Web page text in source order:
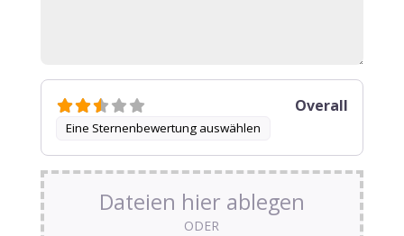
Eine Sternenbewertung auswählen
Overall
Dateien hier ablegen
ODER